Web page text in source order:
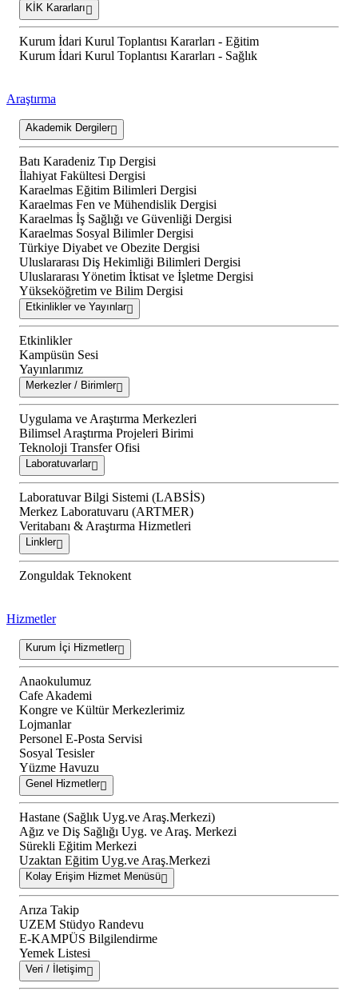
KİK Kararları
Kurum İdari Kurul Toplantısı Kararları - Eğitim
Kurum İdari Kurul Toplantısı Kararları - Sağlık
Araştırma
Akademik Dergiler
Batı Karadeniz Tıp Dergisi
İlahiyat Fakültesi Dergisi
Karaelmas Eğitim Bilimleri Dergisi
Karaelmas Fen ve Mühendislik Dergisi
Karaelmas İş Sağlığı ve Güvenliği Dergisi
Karaelmas Sosyal Bilimler Dergisi
Türkiye Diyabet ve Obezite Dergisi
Uluslararası Diş Hekimliği Bilimleri Dergisi
Uluslararası Yönetim İktisat ve İşletme Dergisi
Yükseköğretim ve Bilim Dergisi
Etkinlikler ve Yayınlar
Etkinlikler
Kampüsün Sesi
Yayınlarımız
Merkezler / Birimler
Uygulama ve Araştırma Merkezleri
Bilimsel Araştırma Projeleri Birimi
Teknoloji Transfer Ofisi
Laboratuvarlar
Laboratuvar Bilgi Sistemi (LABSİS)
Merkez Laboratuvaru (ARTMER)
Veritabanı & Araştırma Hizmetleri
Linkler
Zonguldak Teknokent
Hizmetler
Kurum İçi Hizmetler
Anaokulumuz
Cafe Akademi
Kongre ve Kültür Merkezlerimiz
Lojmanlar
Personel E-Posta Servisi
Sosyal Tesisler
Yüzme Havuzu
Genel Hizmetler
Hastane (Sağlık Uyg.ve Araş.Merkezi)
Ağız ve Diş Sağlığı Uyg. ve Araş. Merkezi
Sürekli Eğitim Merkezi
Uzaktan Eğitim Uyg.ve Araş.Merkezi
Kolay Erişim Hizmet Menüsü
Arıza Takip
UZEM Stüdyo Randevu
E-KAMPÜS Bilgilendirme
Yemek Listesi
Veri / İletişim